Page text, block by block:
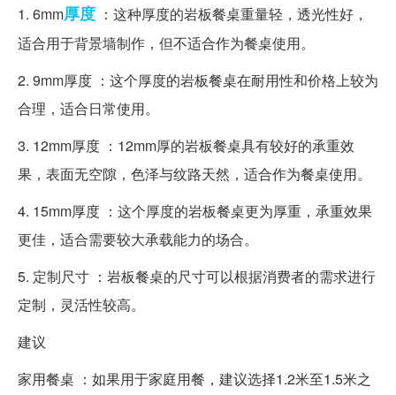
1. 6mm厚度 ：这种厚度的岩板餐桌重量轻，透光性好，
适合用于背景墙制作，但不适合作为餐桌使用。
2. 9mm厚度 ：这个厚度的岩板餐桌在耐用性和价格上较为
合理，适合日常使用。
3. 12mm厚度 ：12mm厚的岩板餐桌具有较好的承重效
果，表面无空隙，色泽与纹路天然，适合作为餐桌使用。
4. 15mm厚度 ：这个厚度的岩板餐桌更为厚重，承重效果
更佳，适合需要较大承载能力的场合。
5. 定制尺寸 ：岩板餐桌的尺寸可以根据消费者的需求进行
定制，灵活性较高。
建议
家用餐桌 ：如果用于家庭用餐，建议选择1.2米至1.5米之